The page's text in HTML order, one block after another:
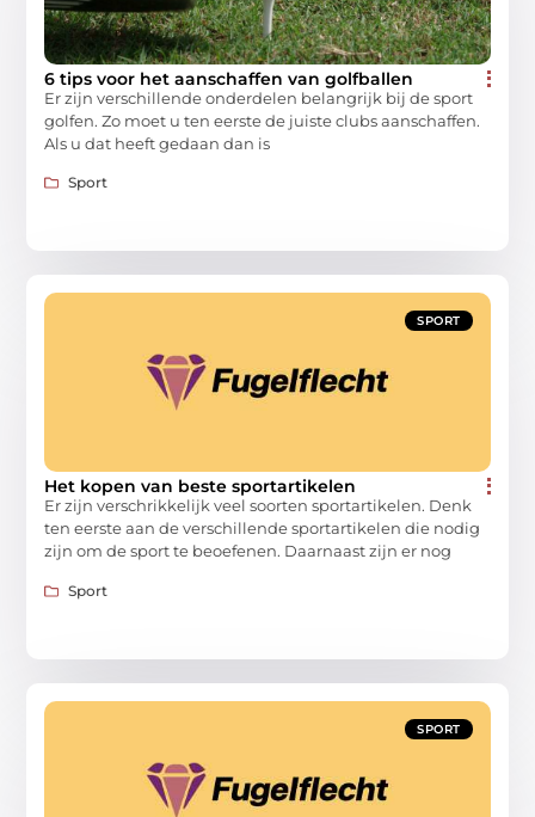
6 tips voor het aanschaffen van golfballen
Er zijn verschillende onderdelen belangrijk bij de sport
golfen. Zo moet u ten eerste de juiste clubs aanschaffen.
Als u dat heeft gedaan dan is
Sport
SPORT
Het kopen van beste sportartikelen
Er zijn verschrikkelijk veel soorten sportartikelen. Denk
ten eerste aan de verschillende sportartikelen die nodig
zijn om de sport te beoefenen. Daarnaast zijn er nog
Sport
SPORT